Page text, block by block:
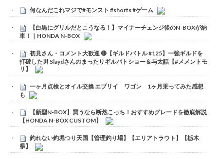
何なんだこれマジで#モンスト #shorts #ゲーム
【白黒にグリルだとこうなる！】マイナーチェンジ後のN-BOXが納
車！｜HONDA N-BOX
初見さん・コメント大歓迎 🔴【ギルドバトル #125】一強ギルドを
打破した男 Slaydさんのまったりギルバトショー＆与太話【#メメントモ
リ】
一ヶ月点検とオイル交換 エブリイ ワゴン 1ヶ月乗ってみた感想
も
【新型N-BOX】買うなら断然こっち！おすすめグレードを徹底解説
【HONDA N-BOX CUSTOM】
釣れない釣堀つり天国【管理釣り場】【エリアトラウト】【栃木
県】